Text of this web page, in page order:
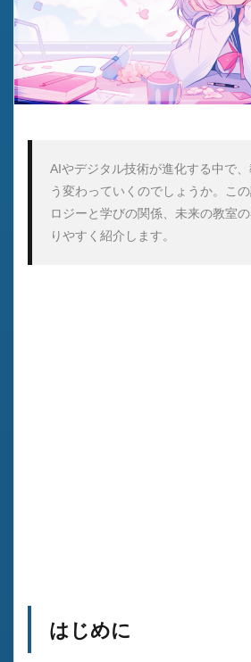
AIやデジタル技術が進化する中で
う変わっていくのでしょうか。こ
ロジーと学びの関係、未来の教室
りやすく紹介します。
はじめに